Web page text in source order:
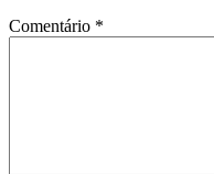
Comentário *